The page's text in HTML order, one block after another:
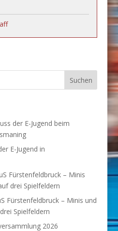
der E-Jugend beim
E-Jugend in
Fürstenfeldbruck – Minis
drei Spielfeldern
Fürstenfeldbruck – Minis und
Spielfeldern
2026